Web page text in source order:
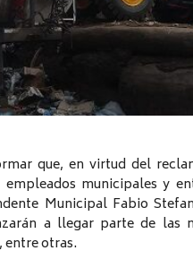
que, en virtud del
municipales y
Municipal Fabio
a llegar parte de las
entre otras.